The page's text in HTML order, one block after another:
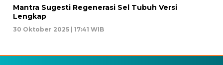
Mantra Sugesti Regenerasi Sel Tubuh Versi
Lengkap
30 Oktober 2025 | 17:41 WIB